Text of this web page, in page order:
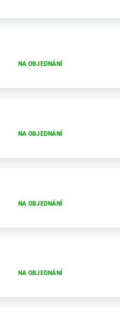
NA OBJEDNÁNÍ
NA OBJEDNÁNÍ
NA OBJEDNÁNÍ
NA OBJEDNÁNÍ